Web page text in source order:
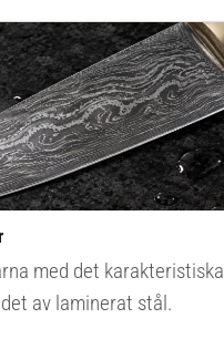
med det karakteristiska
av laminerat stål.